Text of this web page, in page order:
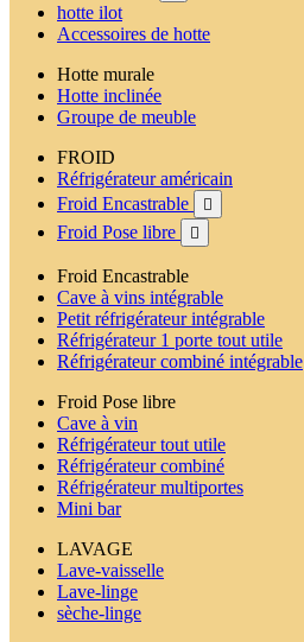
hotte ilot
Accessoires de hotte
Hotte murale
Hotte inclinée
Groupe de meuble
FROID
Réfrigérateur américain
Froid Encastrable

Froid Pose libre 
Froid Encastrable
Cave à vins intégrable
Petit réfrigérateur intégrable
Réfrigérateur 1 porte tout utile
Réfrigérateur combiné intégrable
Froid Pose libre
Cave à vin
Réfrigérateur tout utile
Réfrigérateur combiné
Réfrigérateur multiportes
Mini bar
LAVAGE
Lave-vaisselle
Lave-linge
sèche-linge